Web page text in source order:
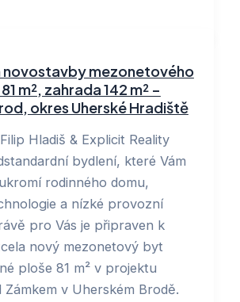
novostavby mezonetového
m², zahrada 142 m² –
okres Uherské Hradiště
Hladiš & Explicit Reality
bydlení, které Vám
rodinného domu,
a nízké provozní
pro Vás je připraven k
nový mezonetový byt
ploše 81 m² v projektu
Zámkem v Uherském Brodě.